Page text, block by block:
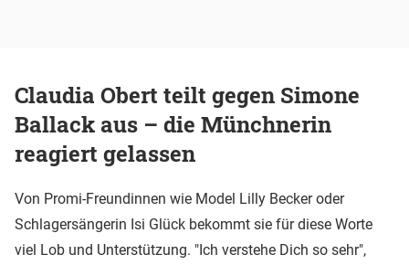
Claudia Obert teilt gegen Simone
Ballack aus – die Münchnerin
reagiert gelassen
Von Promi-Freundinnen wie Model Lilly Becker oder
Schlagersängerin Isi Glück bekommt sie für diese Worte
viel Lob und Unterstützung. "Ich verstehe Dich so sehr",